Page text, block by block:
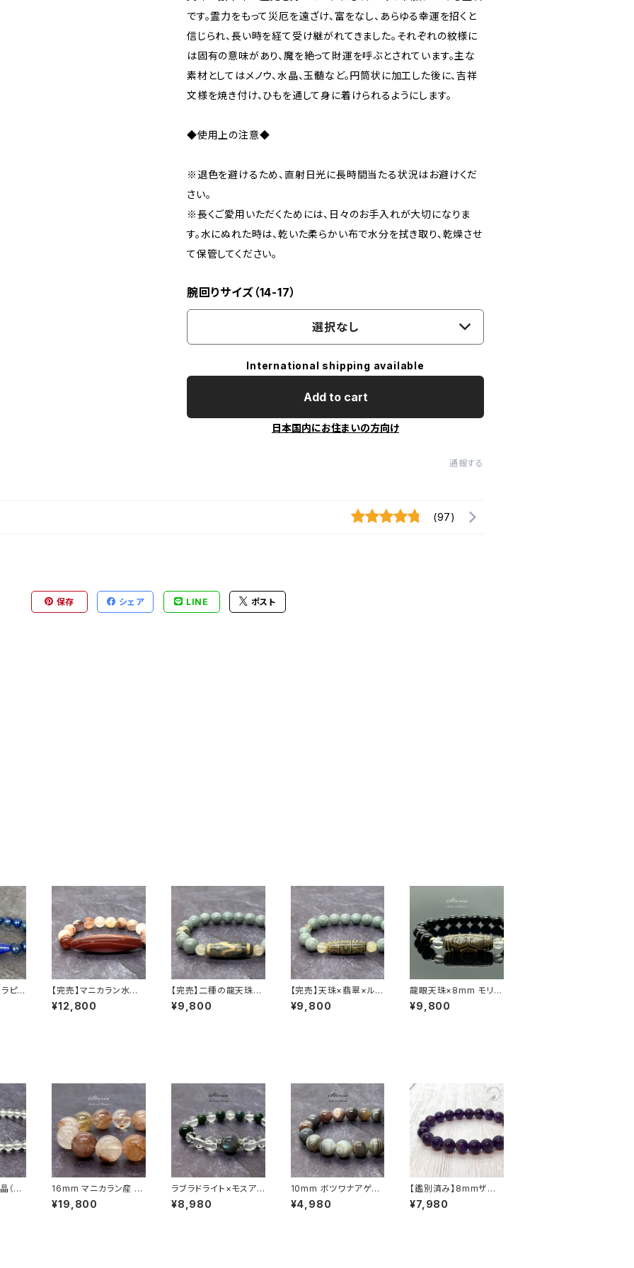
です。霊力をもって災厄を遠ざけ、富をなし、あらゆる幸運を招くと
信じられ、長い時を経て受け継がれてきました。それぞれの紋様に
は固有の意味があり、魔を絶って財運を呼ぶとされています。主な
素材としてはメノウ、水晶、玉髄など。円筒状に加工した後に、吉祥
文様を焼き付け、ひもを通して身に着けられるようにします。
◆使用上の注意◆
※退色を避けるため、直射日光に長時間当たる状況はお避けくだ
さい。
※長くご愛用いただくためには、日々のお手入れが大切になりま
す。水にぬれた時は、乾いた柔らかい布で水分を拭き取り、乾燥させ
て保管してください。
腕回りサイズ（14-17）
選択なし
International shipping available
Add to cart
日本国内にお住まいの方向け
通報する
(97)
保存 シェア LINE ポスト
ピス
【完売】マニカラン水晶
× 至高の天珠 ブレスレ
ット【一点物】
¥12,800
【完売】二種の龍天珠×
翡翠ブレスレット
¥9,800
【完売】天珠×翡翠×ルチ
ルクォーツ ブレスレット
¥9,800
龍眼天珠×8mm モリオ
ン（黒水晶）×ヒマラヤ水
晶 ブレスレット
¥9,800
（ス
16mm マニカラン産 ヒ
マラヤ水晶 ブレスレット
（原石買付・国内ビーズ
¥19,800
ラブラドライト×モスア
ゲート×ヒマラヤ水晶ブ
レスレット
¥8,980
10mm ボツワナアゲー
ト（縞瑪瑙）ブレスレット
¥4,980
【鑑別済み】8mmザン
ビア産 天然アメジスト
ブレスレット
¥7,980